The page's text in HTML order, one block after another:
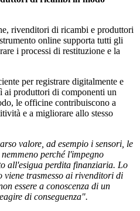
rivenditori di ricambi e produttori
online supporta tutti gli
i processi di restituzione e la
per registrare digitalmente e
ai produttori di componenti un
le officine contribuiscono a
e a migliorare allo stesso
valore, ad esempio i sensori, le
perché l'impegno
all'esigua perdita finanziaria. Lo
viene trasmesso ai rivenditori di
essere a conoscenza di un
di conseguenza".